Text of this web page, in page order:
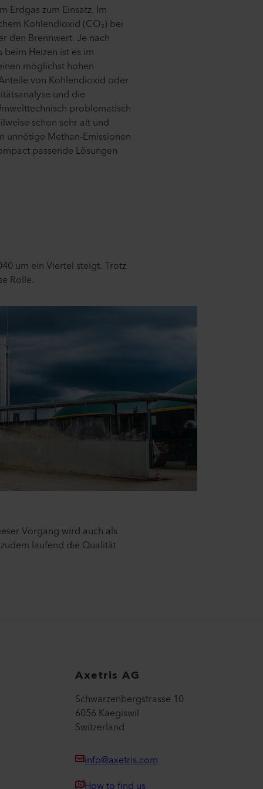
Erdgas zum Einsatz. Im
Kohlendioxid (CO₂) bei
den Brennwert. Je nach
Heizen ist es im
möglichst hohen
von Kohlendioxid oder
und die
problematisch
schon sehr alt und
unnötige Methan-Emissionen
passende Lösungen
um ein Viertel steigt. Trotz
Rolle.
Vorgang wird auch als
laufend die Qualität
Axetris AG
Schwarzenbergstrasse 10
6056 Kaegiswil
Switzerland
info@axetris.com